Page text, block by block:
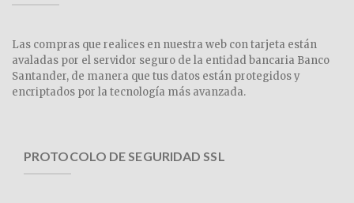
Las compras que realices en nuestra web con tarjeta están
avaladas por el servidor seguro de la entidad bancaria Banco
Santander, de manera que tus datos están protegidos y
encriptados por la tecnología más avanzada.
PROTOCOLO DE SEGURIDAD SSL